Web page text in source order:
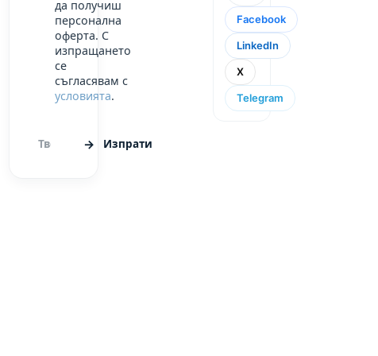
да получиш
персонална
оферта. С
изпращането
се
съгласявам с
условията.
Изпрати
Facebook
LinkedIn
X
Telegram